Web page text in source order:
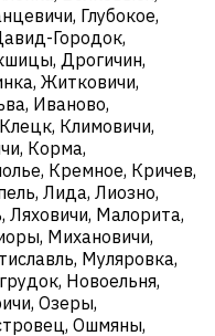
Глубокое,
Городок,
Дрогичин,
Житковичи,
Иваново,
Климовичи,
Корма,
Кремное, Кричев,
Лида, Лиозно,
Ляховичи, Малорита,
Михановичи,
Муляровка,
Новоельня,
Озеры,
Ошмяны,